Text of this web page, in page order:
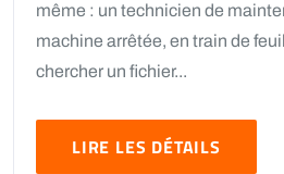
même : un technicien de
machine arrêtée, en train de
chercher un fichier...
LIRE LES DÉTAILS